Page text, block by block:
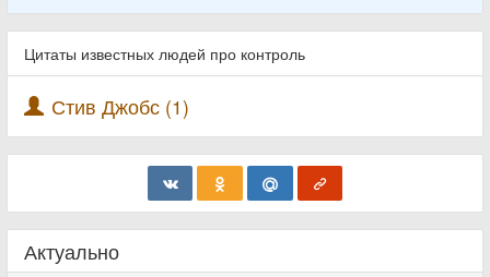
Цитаты известных людей про контроль
Стив Джобс (1)
Актуально